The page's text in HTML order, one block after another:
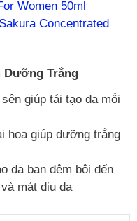
Women 50ml
Concentrated
Dưỡng Trắng
giúp tái tạo da mỗi
hoa giúp dưỡng trắng
da ban đêm bôi đến
mát dịu da